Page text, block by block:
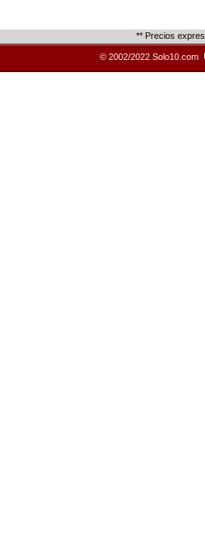
** Precios
© 2002/2022 Solo10.com